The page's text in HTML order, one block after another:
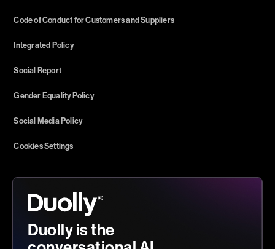
Code of Conduct for Customers and Suppliers
Integrated Policy
Social Report
Gender Equality Policy
Social Media Policy
Cookies Settings
Duolly is the